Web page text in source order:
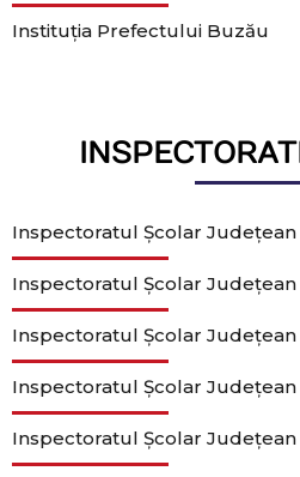
Instituția Prefectului Buzău
Inspectoratul Școlar
Inspectoratul Școlar Județean
Inspectoratul Școlar Județean
Inspectoratul Școlar Județean
Inspectoratul Școlar Județean